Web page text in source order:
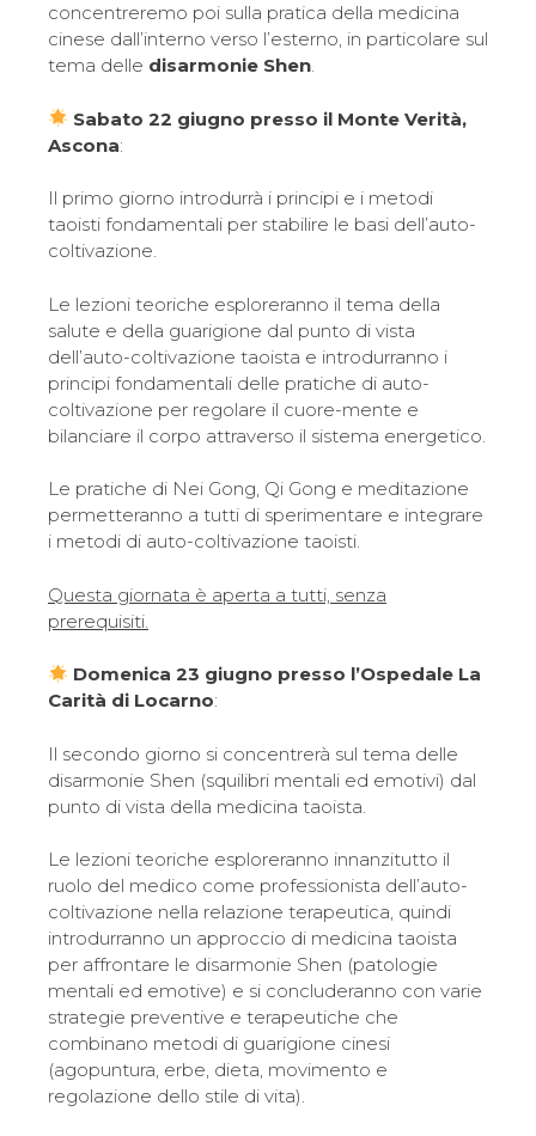
concentreremo poi sulla pratica della medicina
cinese dall’interno verso l’esterno, in particolare sul
tema delle disarmonie Shen.
Sabato 22 giugno presso il Monte Verità,
Ascona:
Il primo giorno introdurrà i principi e i metodi
taoisti fondamentali per stabilire le basi dell’auto-
coltivazione.
Le lezioni teoriche esploreranno il tema della
salute e della guarigione dal punto di vista
dell’auto-coltivazione taoista e introdurranno i
principi fondamentali delle pratiche di auto-
coltivazione per regolare il cuore-mente e
bilanciare il corpo attraverso il sistema energetico.
Le pratiche di Nei Gong, Qi Gong e meditazione
permetteranno a tutti di sperimentare e integrare
i metodi di auto-coltivazione taoisti.
Questa giornata è aperta a tutti, senza
prerequisiti.
Domenica 23 giugno presso l’Ospedale La
Carità di Locarno:
Il secondo giorno si concentrerà sul tema delle
disarmonie Shen (squilibri mentali ed emotivi) dal
punto di vista della medicina taoista.
Le lezioni teoriche esploreranno innanzitutto il
ruolo del medico come professionista dell’auto-
coltivazione nella relazione terapeutica, quindi
introdurranno un approccio di medicina taoista
per affrontare le disarmonie Shen (patologie
mentali ed emotive) e si concluderanno con varie
strategie preventive e terapeutiche che
combinano metodi di guarigione cinesi
(agopuntura, erbe, dieta, movimento e
regolazione dello stile di vita).